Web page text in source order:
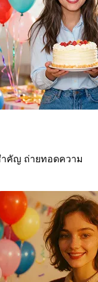
ำคัญ ถ่ายทอดความ